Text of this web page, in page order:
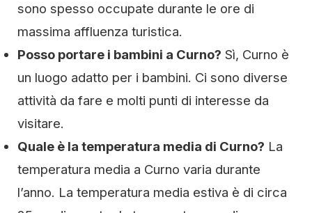
sono spesso occupate durante le ore di
massima affluenza turistica.
Posso portare i bambini a Curno? Sì, Curno è
un luogo adatto per i bambini. Ci sono diverse
attività da fare e molti punti di interesse da
visitare.
Quale è la temperatura media di Curno? La
temperatura media a Curno varia durante
l’anno. La temperatura media estiva è di circa